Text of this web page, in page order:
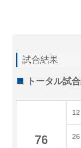
試合結果
トータル試
76
12
26